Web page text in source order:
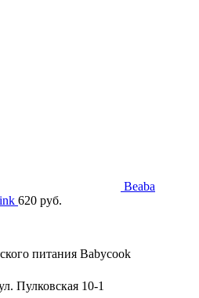
Beaba
620 руб.
питания Babycook
Пулковская 10-1